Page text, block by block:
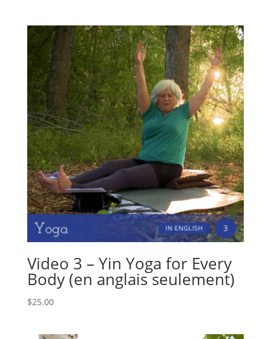
Video 3 – Yin Yoga for Every
Body (en anglais seulement)
$25.00